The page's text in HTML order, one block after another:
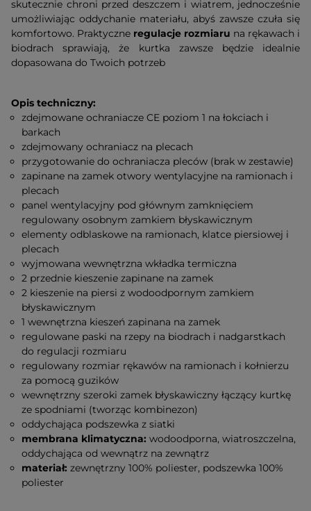
skutecznie chroni przed deszczem i wiatrem, jednocześnie
umożliwiając oddychanie materiału, abyś zawsze czuła się
komfortowo. Praktyczne regulacje rozmiaru na rękawach i
biodrach sprawiają, że kurtka zawsze będzie idealnie
dopasowana do Twoich potrzeb
Opis techniczny:
zdejmowane ochraniacze CE poziom 1 na łokciach i
barkach
zdejmowany ochraniacz na plecach
przygotowanie do ochraniacza pleców (brak w zestawie)
zapinane na zamek otwory wentylacyjne na ramionach i
plecach
panel wentylacyjny pod głównym zamknięciem
regulowany osobnym zamkiem błyskawicznym
elementy odblaskowe na ramionach, klatce piersiowej i
plecach
wyjmowana wewnętrzna wkładka termiczna
2 przednie kieszenie zapinane na zamek
2 kieszenie na piersi z wodoodpornym zamkiem
błyskawicznym
1 wewnętrzna kieszeń zapinana na zamek
regulowane paski na rzepy na biodrach i nadgarstkach
do regulacji rozmiaru
regulowany rozmiar rękawów na ramionach i kołnierzu
za pomocą guzików
wewnętrzny szeroki zamek błyskawiczny łączący kurtkę
ze spodniami (tworząc kombinezon)
oddychająca podszewka z siatki
membrana klimatyczna:wodoodporna, wiatroszczelna,
oddychająca od wewnątrz na zewnątrz
materiał: zewnętrzny 100% poliester, podszewka 100%
poliester